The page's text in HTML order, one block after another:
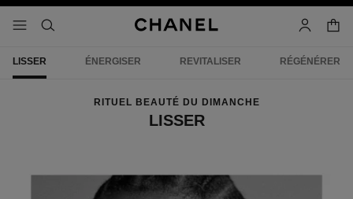
menu principal de navigation
- navigation principale
rechercher mon
panier
LISSER ÉNERGISER REVITALISER RÉGÉNÉRER
RITUEL BEAUTÉ DU DIMANCHE
LISSER